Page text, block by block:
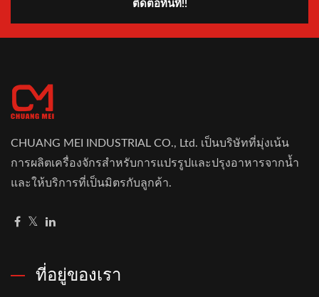
ติดต่อทันที!!
CHUANG MEI INDUSTRIAL CO., Ltd. เป็นบริษัทที่มุ่งเน้น
การผลิตเครื่องจักรสำหรับการแปรรูปและปรุงอาหารจากน้ำ
และให้บริการที่เป็นมิตรกับลูกค้า.
ที่อยู่ของเรา